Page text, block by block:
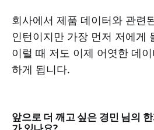
회사에서 제품 데이터와 관련
인턴이지만 가장 먼저 저에게
이럴 때 저도 이제 어엿한 데
하게 됩니다.
앞으로 더 깨고 싶은 경민 님의